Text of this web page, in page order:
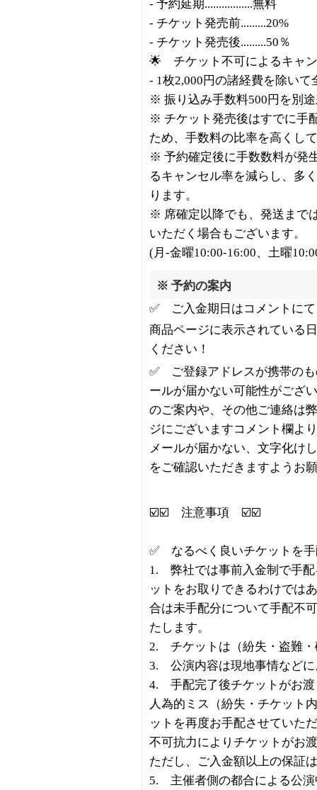
- 予約延期.................無料
- チケット発売前.........20%
- チケット発売後.........50％
🌟 チケット不可によるキャ
- 1枚2,000円の諸経費を除いて
※ 振り込み手数料500円を別
※ チケット発売後はすでに手
ため、手数料の比率を高くし
※ 予約確定後に手数数料が発
るキャンセル率を減らし、多
ります。
※ 席確定以降でも、発送まで
いただく場合もございます。
(月-金曜10:00-16:00、土曜
※ 予約の案内
✅ ご入金期日はコメントに
商品ページに表示されている
ください！
✅ ご登録アドレスが携帯の
ールが届かない可能性がござ
のご案内や、その他ご連絡は
ジにございますコメント欄よ
メールが届かない、文字化け
をご確認いただきますようお
☑️☑️ 注意事項 ☑️☑️
✅ なるべく良いチケットを
1. 弊社では事前入金制で手配
ットをお取りできるわけでは
合は未手配分について手配不
たします。
2. チケットは（紛失・盗難・
3. 公演内容は現地事情などに
4. 手配完了後チケットがお渡
人為的ミス（紛失・チケット
ットを再度お手配させていた
不可抗力によりチケットがお
ただし、ご入金額以上の保証
5. 主催者側の都合による公演